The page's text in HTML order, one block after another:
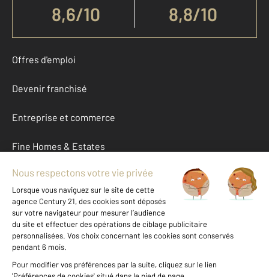
8,6/10 8,8/10
Offres d'emploi
Devenir franchisé
Entreprise et commerce
Fine Homes & Estates
À propos
International
Nous contacter